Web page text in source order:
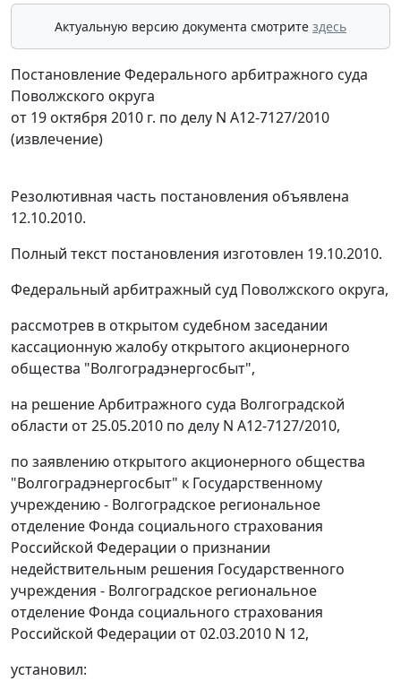
Актуальную версию документа смотрите здесь
Постановление Федерального арбитражного суда
Поволжского округа
от 19 октября 2010 г. по делу N А12-7127/2010
(извлечение)
Резолютивная часть постановления объявлена
12.10.2010.
Полный текст постановления изготовлен 19.10.2010.
Федеральный арбитражный суд Поволжского округа,
рассмотрев в открытом судебном заседании
кассационную жалобу открытого акционерного
общества "Волгоградэнергосбыт",
на решение Арбитражного суда Волгоградской
области от 25.05.2010 по делу N А12-7127/2010,
по заявлению открытого акционерного общества
"Волгоградэнергосбыт" к Государственному
учреждению - Волгоградское региональное
отделение Фонда социального страхования
Российской Федерации о признании
недействительным решения Государственного
учреждения - Волгоградское региональное
отделение Фонда социального страхования
Российской Федерации от 02.03.2010 N 12,
установил: